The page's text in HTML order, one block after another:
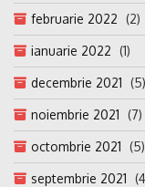
februarie 2022 (2)
ianuarie 2022 (1)
decembrie 2021 (5)
noiembrie 2021 (7)
octombrie 2021 (5)
septembrie 2021